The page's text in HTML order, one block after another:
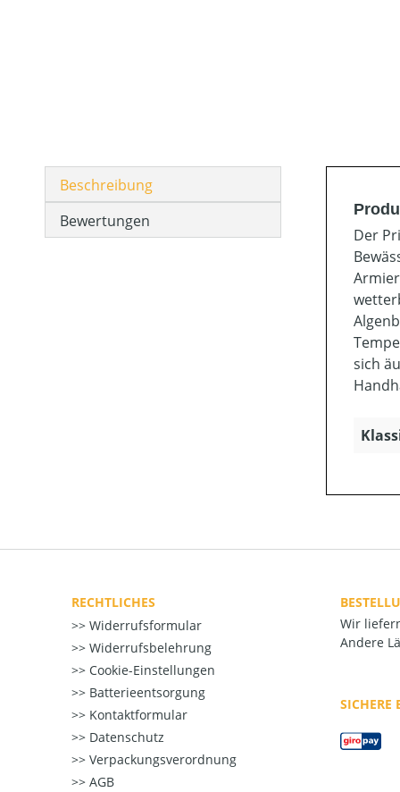
Beschreibung
Bewertungen
Der
sich
RECHTLICHES
Widerrufsformular
Widerrufsbelehrung
Cookie-Einstellungen
Batterieentsorgung
Kontaktformular
Datenschutz
Verpackungsverordnung
AGB
Wir
Andere
SICHERE